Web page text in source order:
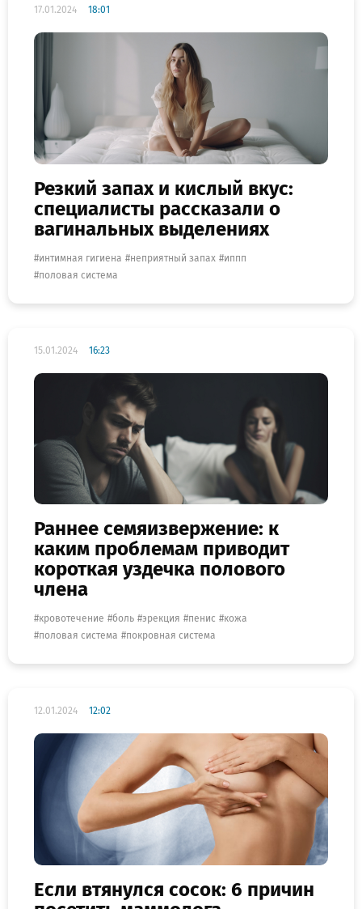
17.01.2024 18:01
Резкий запах и кислый вкус:
специалисты рассказали о
вагинальных выделениях
интимная гигиена неприятный запах
иппп
половая система
15.01.2024 16:23
Раннее семяизвержение: к
каким проблемам приводит
короткая уздечка полового
члена
кровотечение боль эрекция пенис
кожа
половая система
покровная система
12.01.2024 12:02
Если втянулся сосок: 6 причин